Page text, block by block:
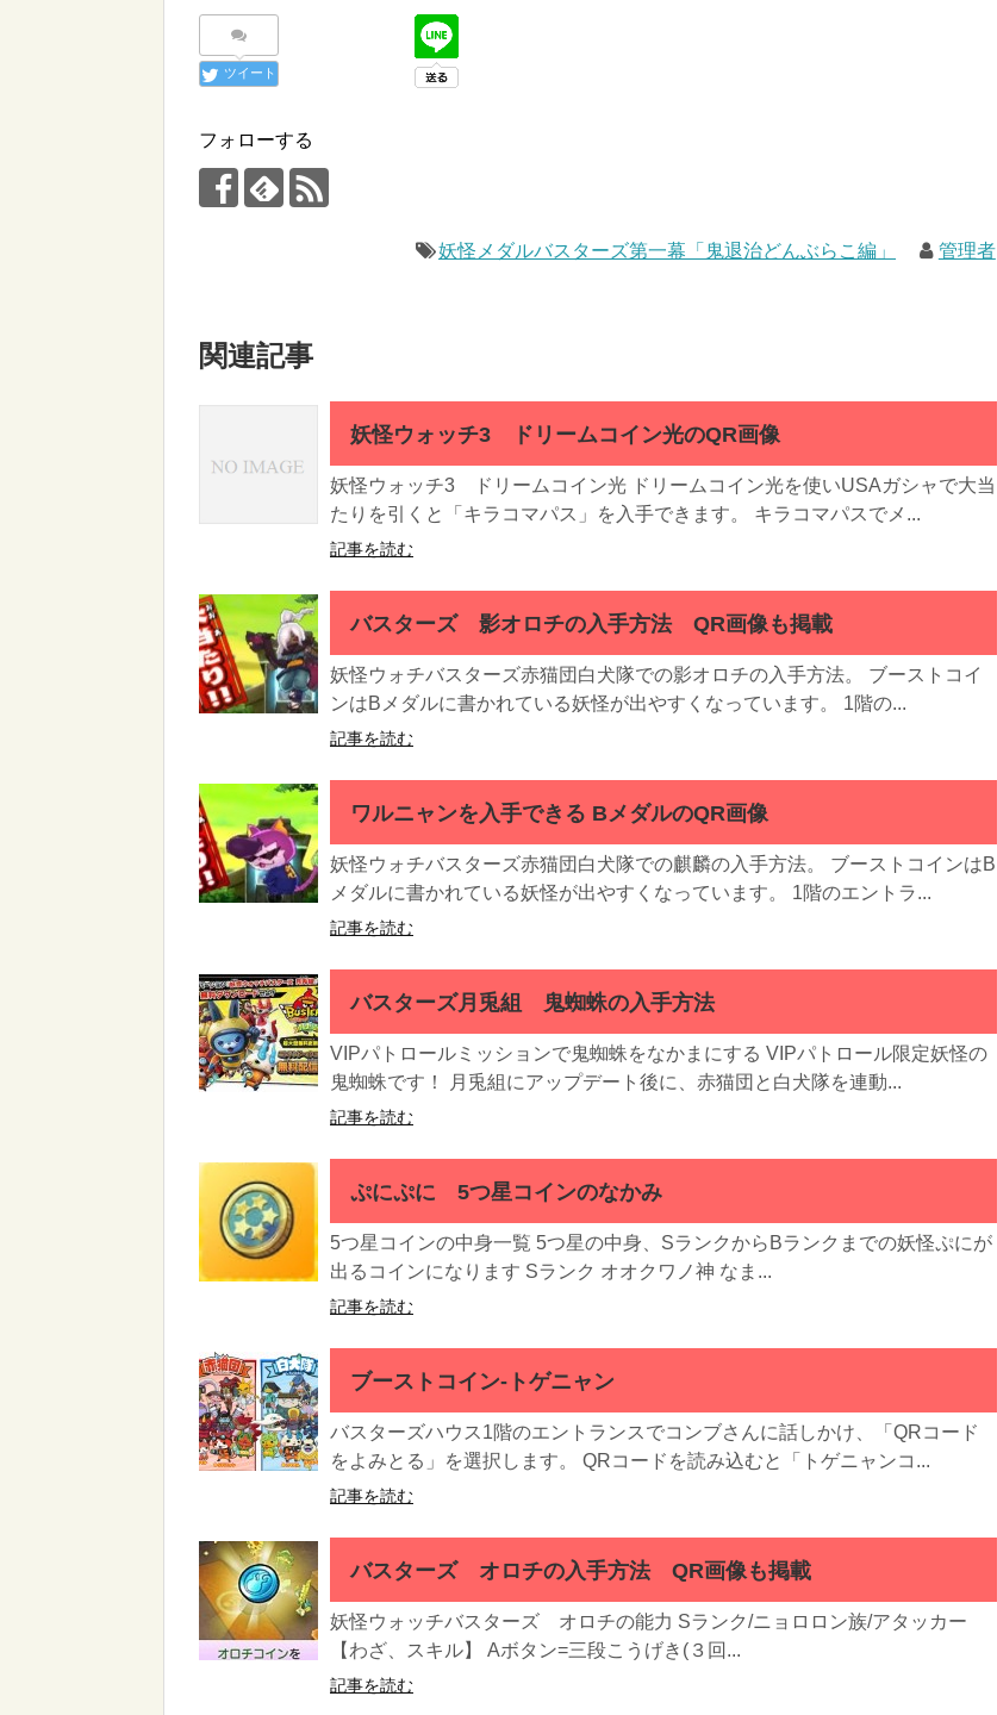
ツイート
フォローする
妖怪メダルバスターズ第一幕「鬼退治どんぶらこ編」 管理者
関連記事
妖怪ウォッチ3 ドリームコイン光のQR画像
妖怪ウォッチ3 ドリームコイン光 ドリームコイン光を使いUSAガシャで大当
たりを引くと「キラコマパス」を入手できます。 キラコマパスでメ...
記事を読む
バスターズ 影オロチの入手方法 QR画像も掲載
妖怪ウォチバスターズ赤猫団白犬隊での影オロチの入手方法。 ブーストコイ
ンはBメダルに書かれている妖怪が出やすくなっています。 1階の...
記事を読む
ワルニャンを入手できる BメダルのQR画像
妖怪ウォチバスターズ赤猫団白犬隊での麒麟の入手方法。 ブーストコインはB
メダルに書かれている妖怪が出やすくなっています。 1階のエントラ...
記事を読む
バスターズ月兎組 鬼蜘蛛の入手方法
VIPパトロールミッションで鬼蜘蛛をなかまにする VIPパトロール限定妖怪の
鬼蜘蛛です！ 月兎組にアップデート後に、赤猫団と白犬隊を連動...
記事を読む
ぷにぷに 5つ星コインのなかみ
5つ星コインの中身一覧 5つ星の中身、SランクからBランクまでの妖怪ぷにが
出るコインになります Sランク オオクワノ神 なま...
記事を読む
ブーストコイン-トゲニャン
バスターズハウス1階のエントランスでコンブさんに話しかけ、「QRコード
をよみとる」を選択します。 QRコードを読み込むと「トゲニャンコ...
記事を読む
バスターズ オロチの入手方法 QR画像も掲載
妖怪ウォッチバスターズ オロチの能力 Sランク/ニョロロン族/アタッカー
【わざ、スキル】 Aボタン=三段こうげき(３回...
記事を読む